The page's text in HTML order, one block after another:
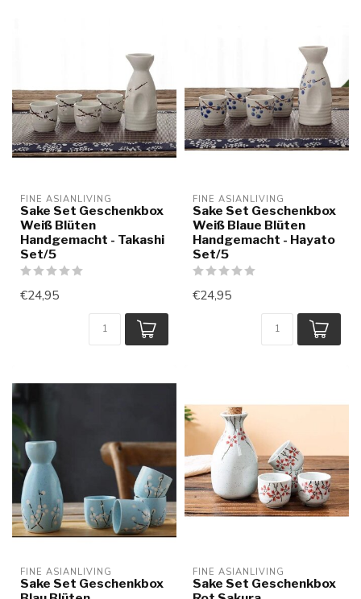
FINE ASIANLIVING
Sake Set Geschenkbox
Weiß Blüten
Handgemacht - Takashi
Set/5
€24,95
FINE ASIANLIVING
Sake Set Geschenkbox
Weiß Blaue Blüten
Handgemacht - Hayato
Set/5
€24,95
FINE ASIANLIVING
Sake Set Geschenkbox
FINE ASIANLIVING
Sake Set Geschenkbox